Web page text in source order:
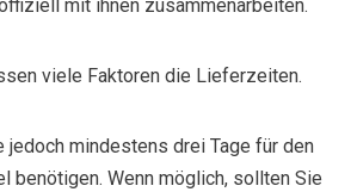
mit ihnen zusammenarbeiten.
viele Faktoren die Lieferzeiten.
jedoch mindestens drei Tage für den
benötigen. Wenn möglich, sollten Sie